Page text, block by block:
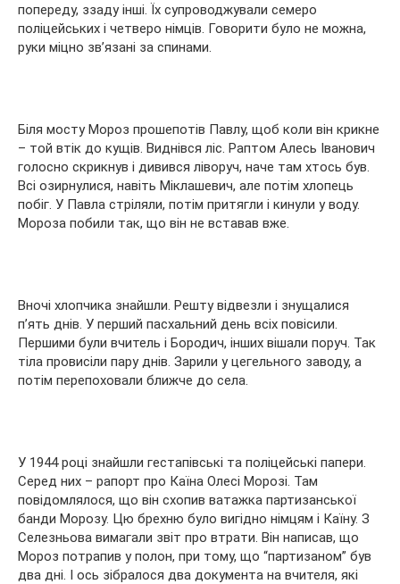
попереду, ззаду інші. Їх супроводжували семеро
поліцейських і четверо німців. Говорити було не можна,
руки міцно зв’язані за спинами.
Біля мосту Мороз прошепотів Павлу, щоб коли він крикне
– той втік до кущів. Виднівся ліс. Раптом Алесь Іванович
голосно скрикнув і дивився ліворуч, наче там хтось був.
Всі озирнулися, навіть Міклашевич, але потім хлопець
побіг. У Павла стріляли, потім притягли і кинули у воду.
Мороза побили так, що він не вставав вже.
Вночі хлопчика знайшли. Решту відвезли і знущалися
п’ять днів. У перший пасхальний день всіх повісили.
Першими були вчитель і Бородич, інших вішали поруч. Так
тіла провисіли пару днів. Зарили у цегельного заводу, а
потім перепоховали ближче до села.
У 1944 році знайшли гестапівські та поліцейські папери.
Серед них – рапорт про Каїна Олесі Морозі. Там
повідомлялося, що він схопив ватажка партизанської
банди Морозу. Цю брехню було вигідно німцям і Каїну. З
Селезньова вимагали звіт про втрати. Він написав, що
Мороз потрапив у полон, при тому, що “партизаном” був
два дні. І ось зібралося два документа на вчителя, які